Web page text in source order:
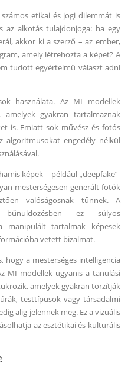
etikai és jogi dilemmát is
az alkotás tulajdonjoga: ha egy
akkor ki a szerző – az ember,
amely létrehozta a képet? A
tudott egyértelmű választ adni
használata. Az MI modellek
amelyek gyakran tartalmaznak
is. Emiatt sok művész és fotós
algoritmusokat engedély nélkül
képek – például „deepfake”-
mesterségesen generált fotók
valóságosnak tűnnek. A
ez súlyos
manipulált tartalmak képesek
vetett bizalmat.
hogy a mesterséges intelligencia
MI modellek ugyanis a tanulási
amelyek gyakran torzítják
testtípusok vagy társadalmi
alig jelennek meg. Ez a vizuális
az esztétikai és kulturális